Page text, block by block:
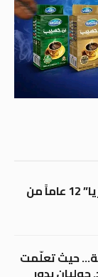
كابوس النتائج.. حين تختزل “البكالوريا” 12 عاماً من
حيث تعلّمت